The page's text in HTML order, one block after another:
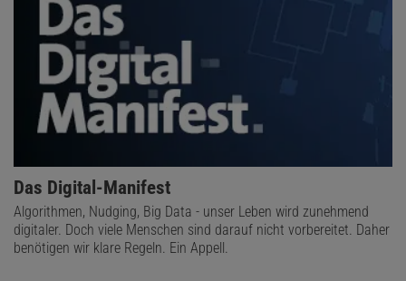
Das Digital-Manifest
Algorithmen, Nudging, Big Data - unser Leben wird zunehmend
digitaler. Doch viele Menschen sind darauf nicht vorbereitet. Daher
benötigen wir klare Regeln. Ein Appell.